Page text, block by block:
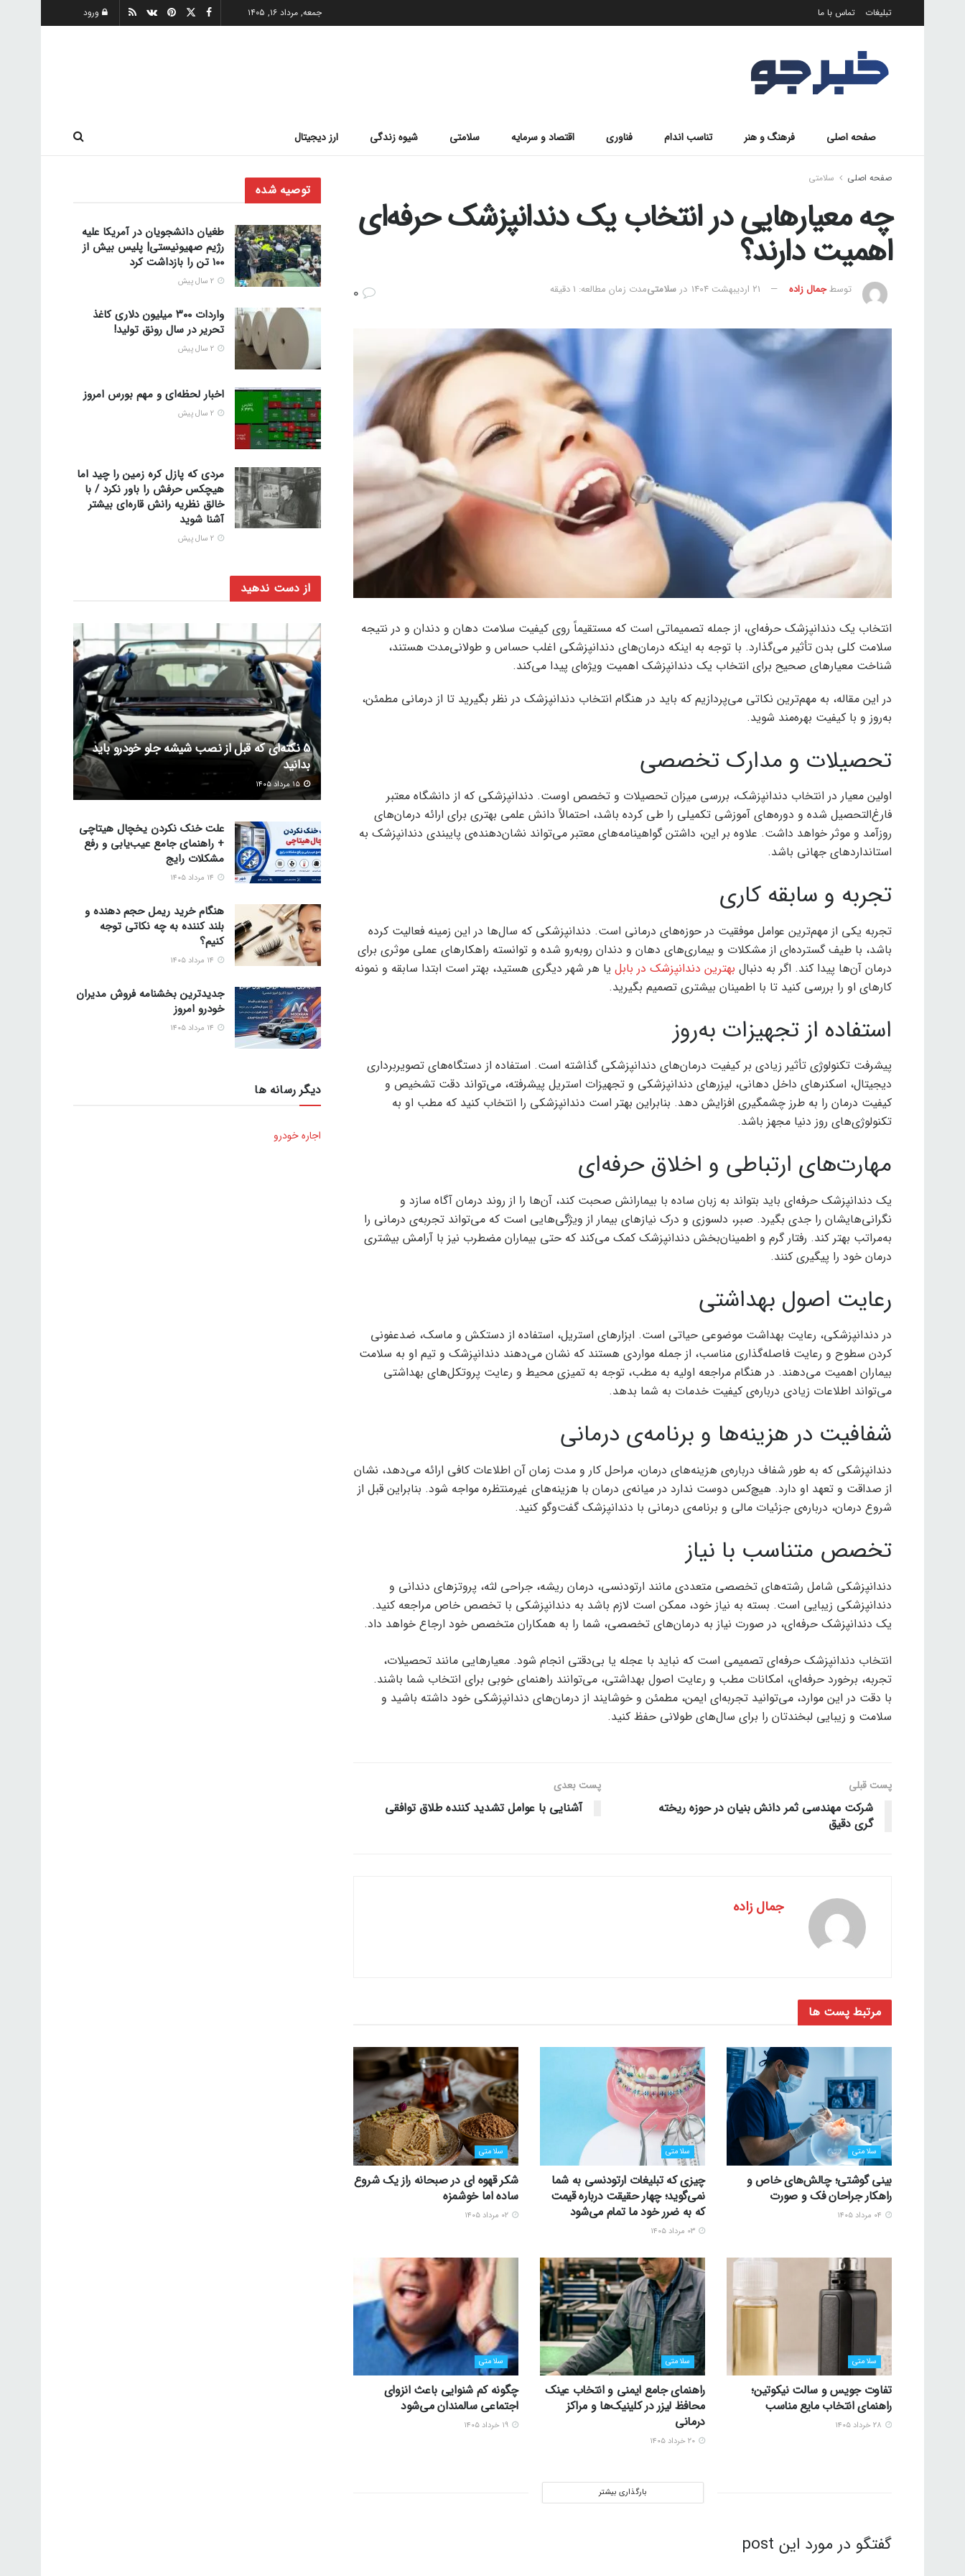
تبلیغات تماس با ما جمعه, مرداد ۱۶, ۱۴۰۵ ورود
صفحه اصلی فرهنگ و هنر تناسب اندام فناوری اقتصاد و سرمایه سلامتی شیوه زندگی ارز دیجیتال
صفحه اصلی سلامتی
چه معیارهایی در انتخاب یک دندانپزشک حرفه‌ای
اهمیت دارند؟
توسطجمال زاده ۲۱ اردیبهشت ۱۴۰۴ در سلامتیمدت زمان مطالعه: 1 دقیقه
انتخاب یک دندانپزشک حرفه‌ای، از جمله تصمیماتی است که مستقیماً روی کیفیت سلامت دهان و دندان و در نتیجه
سلامت کلی بدن تأثیر می‌گذارد. با توجه به اینکه درمان‌های دندانپزشکی اغلب حساس و طولانی‌مدت هستند،
شناخت معیارهای صحیح برای انتخاب یک دندانپزشک اهمیت ویژه‌ای پیدا می‌کند.
در این مقاله، به مهم‌ترین نکاتی می‌پردازیم که باید در هنگام انتخاب دندانپزشک در نظر بگیرید تا از درمانی مطمئن،
به‌روز و با کیفیت بهره‌مند شوید.
تحصیلات و مدارک تخصصی
اولین معیار در انتخاب دندانپزشک، بررسی میزان تحصیلات و تخصص اوست. دندانپزشکی که از دانشگاه معتبر
فارغ‌التحصیل شده و دوره‌های آموزشی تکمیلی را طی کرده باشد، احتمالاً دانش علمی بهتری برای ارائه درمان‌های
روزآمد و موثر خواهد داشت. علاوه بر این، داشتن گواهینامه‌های معتبر می‌تواند نشان‌دهنده‌ی پایبندی دندانپزشک به
استانداردهای جهانی باشد.
تجربه و سابقه کاری
تجربه یکی از مهم‌ترین عوامل موفقیت در حوزه‌های درمانی است. دندانپزشکی که سال‌ها در این زمینه فعالیت کرده
باشد، با طیف گسترده‌ای از مشکلات و بیماری‌های دهان و دندان روبه‌رو شده و توانسته راهکارهای عملی موثری برای
درمان آن‌ها پیدا کند. اگر به دنبال بهترین دندانپزشک در بابل یا هر شهر دیگری هستید، بهتر است ابتدا سابقه و نمونه
کارهای او را بررسی کنید تا با اطمینان بیشتری تصمیم بگیرید.
استفاده از تجهیزات به‌روز
پیشرفت تکنولوژی تأثیر زیادی بر کیفیت درمان‌های دندانپزشکی گذاشته است. استفاده از دستگاه‌های تصویربرداری
دیجیتال، اسکنرهای داخل دهانی، لیزرهای دندانپزشکی و تجهیزات استریل پیشرفته، می‌تواند دقت تشخیص و
کیفیت درمان را به طرز چشمگیری افزایش دهد. بنابراین بهتر است دندانپزشکی را انتخاب کنید که مطب او به
تکنولوژی‌های روز دنیا مجهز باشد.
مهارت‌های ارتباطی و اخلاق حرفه‌ای
یک دندانپزشک حرفه‌ای باید بتواند به زبان ساده با بیمارانش صحبت کند، آن‌ها را از روند درمان آگاه سازد و
نگرانی‌هایشان را جدی بگیرد. صبر، دلسوزی و درک نیازهای بیمار از ویژگی‌هایی است که می‌تواند تجربه‌ی درمانی را
به‌مراتب بهتر کند. رفتار گرم و اطمینان‌بخش دندانپزشک کمک می‌کند که حتی بیماران مضطرب نیز با آرامش بیشتری
درمان خود را پیگیری کنند.
رعایت اصول بهداشتی
در دندانپزشکی، رعایت بهداشت موضوعی حیاتی است. ابزارهای استریل، استفاده از دستکش و ماسک، ضدعفونی
کردن سطوح و رعایت فاصله‌گذاری مناسب، از جمله مواردی هستند که نشان می‌دهند دندانپزشک و تیم او به سلامت
بیماران اهمیت می‌دهند. در هنگام مراجعه اولیه به مطب، توجه به تمیزی محیط و رعایت پروتکل‌های بهداشتی
می‌تواند اطلاعات زیادی درباره‌ی کیفیت خدمات به شما بدهد.
شفافیت در هزینه‌ها و برنامه‌ی درمانی
دندانپزشکی که به طور شفاف درباره‌ی هزینه‌های درمان، مراحل کار و مدت زمان آن اطلاعات کافی ارائه می‌دهد، نشان
از صداقت و تعهد او دارد. هیچ‌کس دوست ندارد در میانه‌ی درمان با هزینه‌های غیرمنتظره مواجه شود. بنابراین قبل از
شروع درمان، درباره‌ی جزئیات مالی و برنامه‌ی درمانی با دندانپزشک گفت‌وگو کنید.
تخصص متناسب با نیاز
دندانپزشکی شامل رشته‌های تخصصی متعددی مانند ارتودنسی، درمان ریشه، جراحی لثه، پروتزهای دندانی و
دندانپزشکی زیبایی است. بسته به نیاز خود، ممکن است لازم باشد به دندانپزشکی با تخصص خاص مراجعه کنید.
یک دندانپزشک حرفه‌ای، در صورت نیاز به درمان‌های تخصصی، شما را به همکاران متخصص خود ارجاع خواهد داد.
انتخاب دندانپزشک حرفه‌ای تصمیمی است که نباید با عجله یا بی‌دقتی انجام شود. معیارهایی مانند تحصیلات،
تجربه، برخورد حرفه‌ای، امکانات مطب و رعایت اصول بهداشتی، می‌توانند راهنمای خوبی برای انتخاب شما باشند.
با دقت در این موارد، می‌توانید تجربه‌ای ایمن، مطمئن و خوشایند از درمان‌های دندانپزشکی خود داشته باشید و
سلامت و زیبایی لبخندتان را برای سال‌های طولانی حفظ کنید.
پست قبلی
شرکت مهندسی ثمر دانش بنیان در حوزه ریخته
گری دقیق
پست‌ بعدی
آشنایی با عوامل تشدید کننده طلاق توافقی
جمال زاده
مرتبط پست ها
سلامتی
بینی گوشتی؛ چالش‌های خاص و
راهکار جراحان فک و صورت
سلامتی
چیزی که تبلیغات ارتودنسی به شما
نمی‌گوید؛ چهار حقیقت درباره قیمت
که به ضرر خود ما تمام می‌شود
سلامتی
شکر قهوه ای در صبحانه راز یک شروع
ساده اما خوشمزه
سلامتی
تفاوت جویس و سالت نیکوتین؛
راهنمای انتخاب مایع مناسب
سلامتی
راهنمای جامع ایمنی و انتخاب عینک
محافظ لیزر در کلینیک‌ها و مراکز
درمانی
سلامتی
چگونه کم شنوایی باعث انزوای
اجتماعی سالمندان می‌شود
بارگذاری بیشتر
گفتگو در مورد این post
توصیه شده
طغیان دانشجویان در آمریکا علیه
رژیم صهیونیستی| پلیس بیش از
۱۰۰ تن را بازداشت کرد
واردات ۳۰۰ میلیون دلاری کاغذ
تحریر در سال رونق تولید!
اخبار لحظه‌ای و مهم بورس امروز
مردی که پازل کره زمین را چید اما
هیچکس حرفش را باور نکرد / با
خالق نظریه رانش قاره‌ای بیشتر
آشنا شوید
از دست ندهید
5 نکته‌ای که قبل از نصب شیشه جلو خودرو باید
بدانید
۱۵ مرداد ۱۴۰۵
علت خنک نکردن یخچال هیتاچی
+ راهنمای جامع عیب‌یابی و رفع
مشکلات رایج
هنگام خرید ریمل حجم دهنده و
بلند کننده به چه نکاتی توجه
کنیم؟
جدیدترین بخشنامه فروش مدیران
خودرو امروز
دیگر رسانه ها
اجاره خودرو